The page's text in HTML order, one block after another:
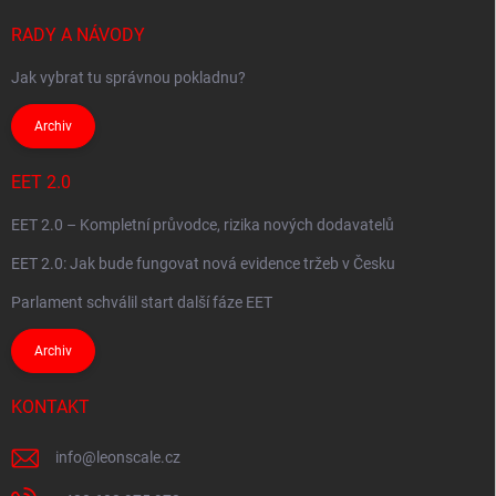
RADY A NÁVODY
Jak vybrat tu správnou pokladnu?
Archiv
EET 2.0
EET 2.0 – Kompletní průvodce, rizika nových dodavatelů
EET 2.0: Jak bude fungovat nová evidence tržeb v Česku
Parlament schválil start další fáze EET
Archiv
KONTAKT
info@ leonscale.cz